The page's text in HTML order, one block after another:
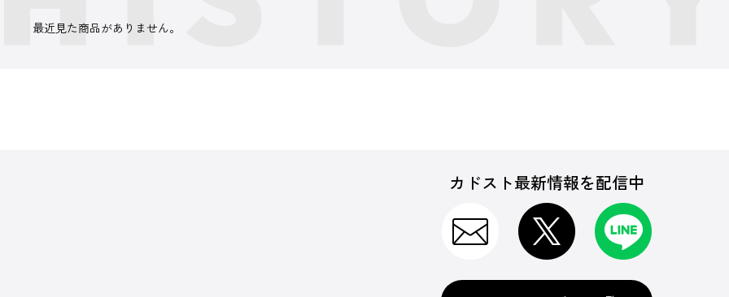
最近見た商品がありません。
カドスト最新情報を配信中